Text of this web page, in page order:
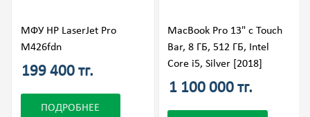
МФУ HP LaserJet Pro
M426fdn
199 400 тг.
ПОДРОБНЕЕ
MacBook Pro 13" с Touch
Bar, 8 ГБ, 512 ГБ, Intel
Core i5, Silver [2018]
1 100 000 тг.